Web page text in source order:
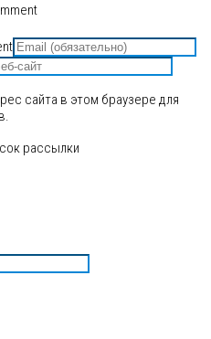
сайта в этом браузере для
рассылки